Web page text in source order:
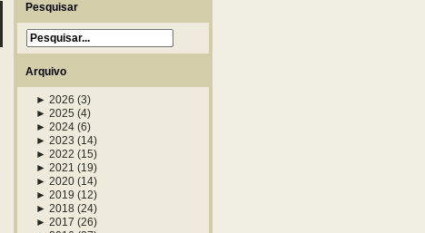
Pesquisar
Arquivo
► 2026 (3)
► 2025 (4)
► 2024 (6)
► 2023 (14)
► 2022 (15)
► 2021 (19)
► 2020 (14)
► 2019 (12)
► 2018 (24)
► 2017 (26)